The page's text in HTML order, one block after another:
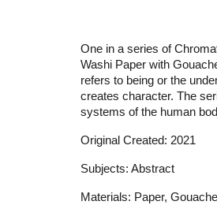
One in a series of
Washi Paper with
refers to being or the
creates character. The
systems of the human
Original Created: 2021
Subjects: Abstract
Materials: Paper, Gouache